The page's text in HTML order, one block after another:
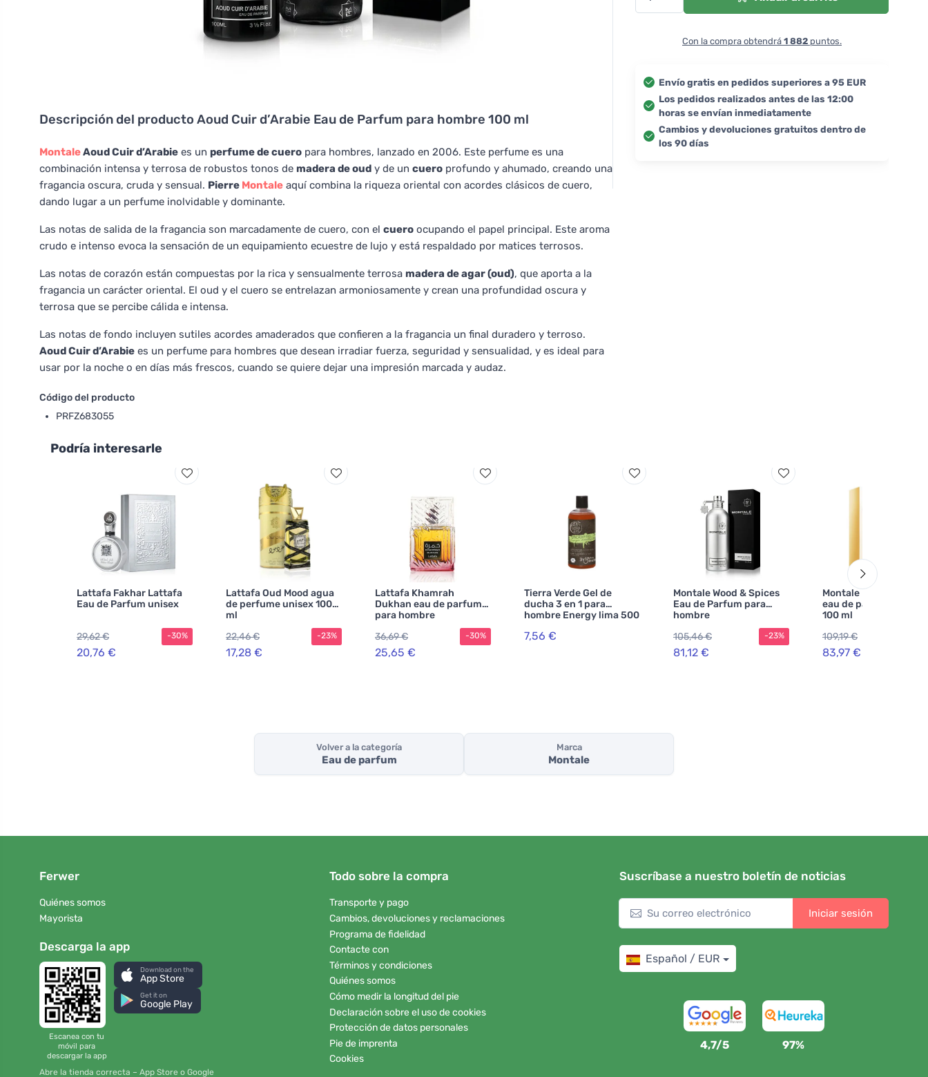
Descripción del producto Aoud Cuir d’Arabie Eau de Parfum para hombre 100 ml
MontaleAoud Cuir d’Arabie es un perfume de cuero para hombres, lanzado en 2006. Este perfume es una
combinación intensa y terrosa de robustos tonos de madera de oud y de un cuero profundo y ahumado, creando una
fragancia oscura, cruda y sensual. Pierre Montale aquí combina la riqueza oriental con acordes clásicos de cuero,
dando lugar a un perfume inolvidable y dominante.
Las notas de salida de la fragancia son marcadamente de cuero, con el cuero ocupando el papel principal. Este aroma
crudo e intenso evoca la sensación de un equipamiento ecuestre de lujo y está respaldado por matices terrosos.
Las notas de corazón están compuestas por la rica y sensualmente terrosa madera de agar (oud), que aporta a la
fragancia un carácter oriental. El oud y el cuero se entrelazan armoniosamente y crean una profundidad oscura y
terrosa que se percibe cálida e intensa.
Las notas de fondo incluyen sutiles acordes amaderados que confieren a la fragancia un final duradero y terroso.
Aoud Cuir d’Arabie es un perfume para hombres que desean irradiar fuerza, seguridad y sensualidad, y es ideal para
usar por la noche o en días más frescos, cuando se quiere dejar una impresión marcada y audaz.
Código del producto
PRFZ683055
Con la compra obtendrá 1 882 puntos.
Envío gratis en pedidos superiores a 95 EUR
Los pedidos realizados antes de las 12:00
horas se envían inmediatamente
Cambios y devoluciones gratuitos dentro de
los 90 días
Podría interesarle
Lattafa Fakhar Lattafa
Eau de Parfum unisex
29,62 €
20,76 €
-30%
Lattafa Oud Mood agua
de perfume unisex 100
ml
22,46 €
17,28 €
-23%
Lattafa Khamrah
Dukhan eau de parfum
para hombre
36,69 €
25,65 €
-30%
Tierra Verde Gel de
ducha 3 en 1 para
hombre Energy lima 500
7,56 €
Montale Wood & Spices
Eau de Parfum para
hombre
105,46 €
81,12 €
-23%
Montale Intense Cafe
eau de parfum unisex
100 ml
109,19 €
83,97 €
Volver a la categoría
Eau de parfum
Marca
Montale
Ferwer
Quiénes somos
Mayorista
Descarga la app
Escanea con tu
móvil para
descargar la app
Download on the
App Store
Get it on
Google Play
Abre la tienda correcta – App Store o Google
Todo sobre la compra
Transporte y pago
Cambios, devoluciones y reclamaciones
Programa de fidelidad
Contacte con
Términos y condiciones
Quiénes somos
Cómo medir la longitud del pie
Declaración sobre el uso de cookies
Protección de datos personales
Pie de imprenta
Cookies
Suscríbase a nuestro boletín de noticias
Iniciar sesión
Español / EUR
4,7/5 97%